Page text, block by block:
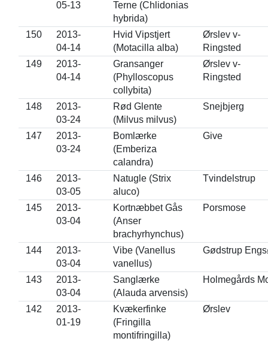
05-13
Terne (Chlidonias
hybrida)
150
2013-
04-14
Hvid Vipstjert
(Motacilla alba)
Ørslev v-
Ringsted
149
2013-
04-14
Gransanger
(Phylloscopus
collybita)
Ørslev v-
Ringsted
148
2013-
03-24
Rød Glente
(Milvus milvus)
Snejbjerg
147
2013-
03-24
Bomlærke
(Emberiza
calandra)
Give
146
2013-
03-05
Natugle (Strix
aluco)
Tvindelstrup
145
2013-
03-04
Kortnæbbet Gås
(Anser
brachyrhynchus)
Porsmose
144
2013-
03-04
Vibe (Vanellus
vanellus)
Gødstrup
143
2013-
03-04
Sanglærke
(Alauda arvensis)
Holmegårds
142
2013-
01-19
Kvækerfinke
(Fringilla
montifringilla)
Ørslev